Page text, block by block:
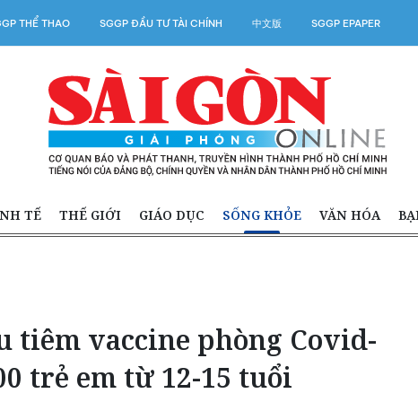
THỂ THAO SGGP ĐẦU TƯ TÀI CHÍNH 中文版 SGGP EPAPER
TẾ THẾ GIỚI GIÁO DỤC SỐNG KHỎE VĂN HÓA
tiêm vaccine phòng Covid-
trẻ em từ 12-15 tuổi